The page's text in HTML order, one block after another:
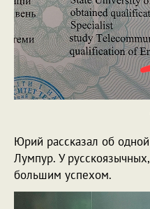
Юрий рассказал об
Лумпур. У
большим успехом.